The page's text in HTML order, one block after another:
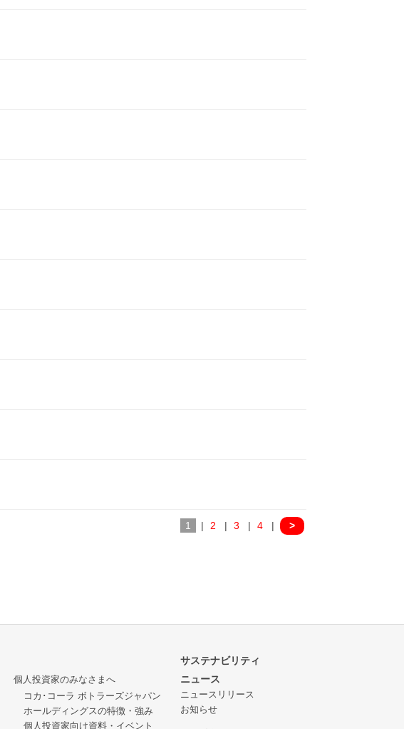
1 | 2 | 3 | 4 | >
個人投資家のみなさまへ
コカ･コーラ ボトラーズジャパン
ホールディングスの特徴・強み
個人投資家向け資料・イベント
サステナビリティ
ニュース
ニュースリリース
お知らせ